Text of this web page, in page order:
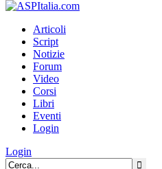
Articoli
Script
Notizie
Forum
Video
Corsi
Libri
Eventi
Login
Login